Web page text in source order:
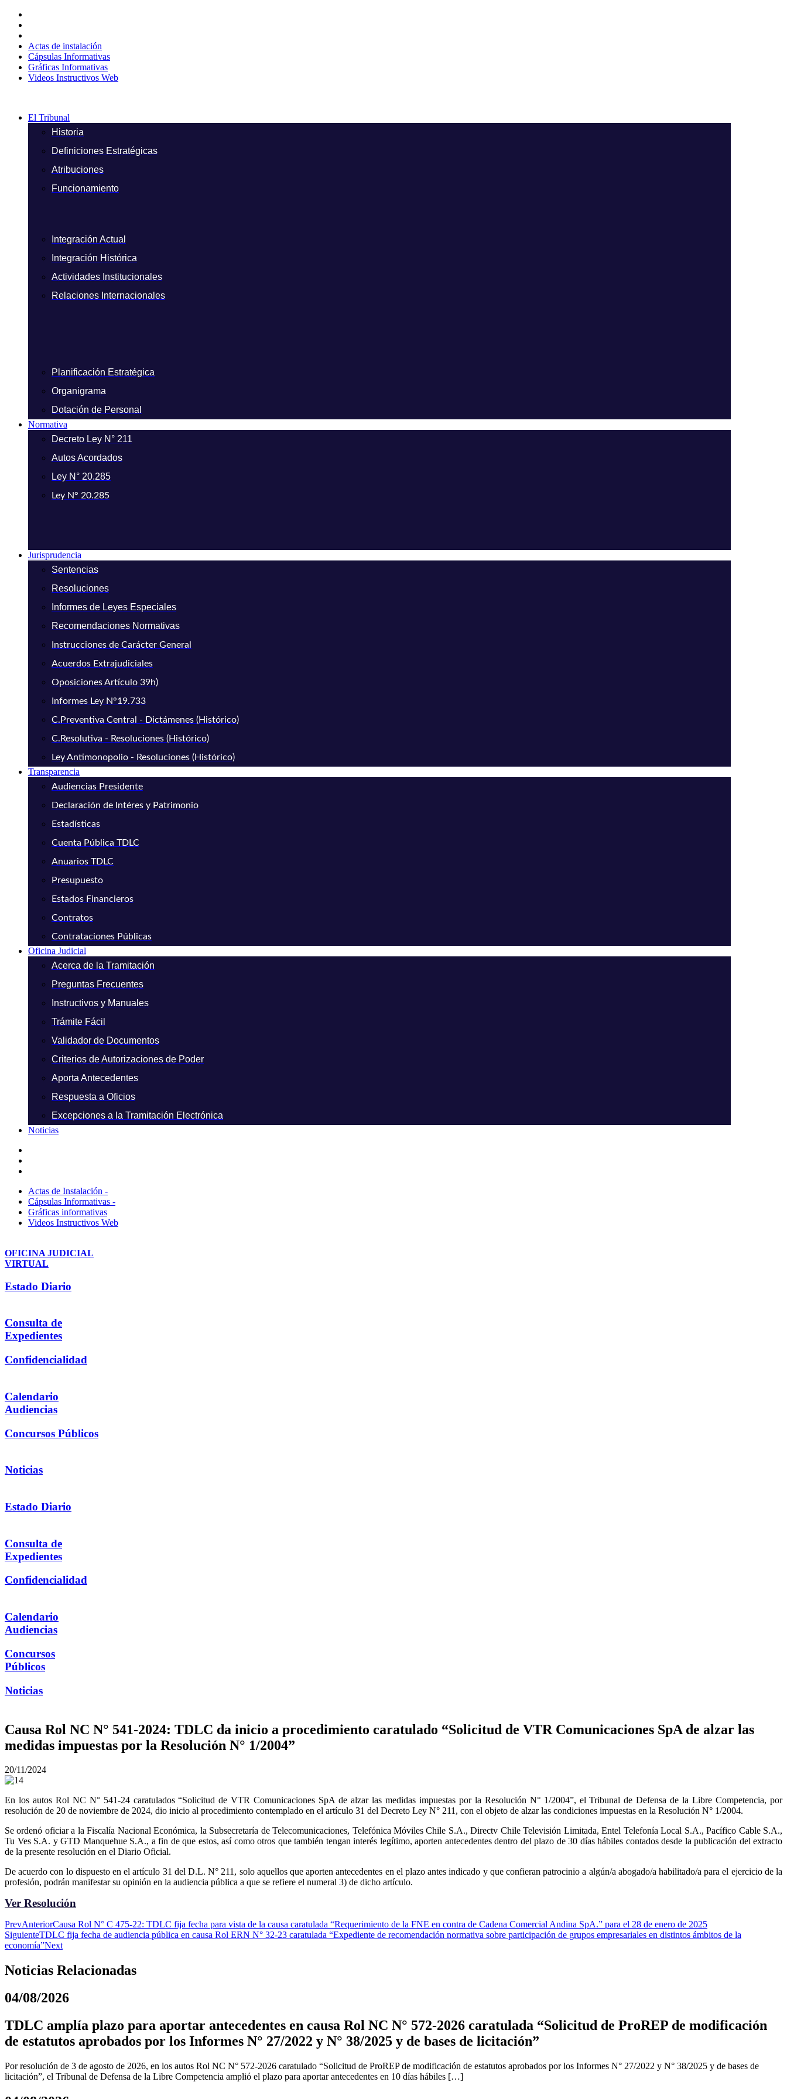
contenido
Actas de instalación
Cápsulas Informativas
Gráficas Informativas
Videos Instructivos Web
El Tribunal
Historia
Definiciones Estratégicas
Atribuciones
Funcionamiento
Integración Actual
Integración Histórica
Actividades Institucionales
Relaciones Internacionales
Planificación Estratégica
Organigrama
Dotación de Personal
Normativa
Decreto Ley N° 211
Autos Acordados
Ley N° 20.285
Ley N° 20.285
Jurisprudencia
Sentencias
Resoluciones
Informes de Leyes Especiales
Recomendaciones Normativas
Instrucciones de Carácter General
Acuerdos Extrajudiciales
Oposiciones Artículo 39h)
Informes Ley N°19.733
C.Preventiva Central - Dictámenes (Histórico)
C.Resolutiva - Resoluciones (Histórico)
Ley Antimonopolio - Resoluciones (Histórico)
Transparencia
Audiencias Presidente
Declaración de Intéres y Patrimonio
Estadísticas
Cuenta Pública TDLC
Anuarios TDLC
Presupuesto
Estados Financieros
Contratos
Contrataciones Públicas
Oficina Judicial
Acerca de la Tramitación
Preguntas Frecuentes
Instructivos y Manuales
Trámite Fácil
Validador de Documentos
Criterios de Autorizaciones de Poder
Aporta Antecedentes
Respuesta a Oficios
Excepciones a la Tramitación Electrónica
Noticias
Actas de Instalación -
Cápsulas Informativas -
Gráficas informativas
Videos Instructivos Web
OFICINA JUDICIAL
VIRTUAL
Estado Diario
Consulta de
Expedientes
Confidencialidad
Calendario
Audiencias
Concursos Públicos
Noticias
Estado Diario
Consulta de
Expedientes
Confidencialidad
Calendario
Audiencias
Concursos
Públicos
Noticias
Causa Rol NC N° 541-2024: TDLC da inicio a procedimiento caratulado “Solicitud de VTR Comunicaciones SpA de alzar las
medidas impuestas por la Resolución N° 1/2004”
20/11/2024
En los autos Rol NC N° 541-24 caratulados “Solicitud de VTR Comunicaciones SpA de alzar las medidas impuestas por la Resolución N° 1/2004”, el Tribunal de Defensa de la Libre Competencia, por
resolución de 20 de noviembre de 2024, dio inicio al procedimiento contemplado en el artículo 31 del Decreto Ley N° 211, con el objeto de alzar las condiciones impuestas en la Resolución N° 1/2004.
Se ordenó oficiar a la Fiscalía Nacional Económica, la Subsecretaría de Telecomunicaciones, Telefónica Móviles Chile S.A., Directv Chile Televisión Limitada, Entel Telefonía Local S.A., Pacífico Cable S.A.,
Tu Ves S.A. y GTD Manquehue S.A., a fin de que estos, así como otros que también tengan interés legítimo, aporten antecedentes dentro del plazo de 30 días hábiles contados desde la publicación del extracto
de la presente resolución en el Diario Oficial.
De acuerdo con lo dispuesto en el artículo 31 del D.L. N° 211, solo aquellos que aporten antecedentes en el plazo antes indicado y que confieran patrocinio a algún/a abogado/a habilitado/a para el ejercicio de la
profesión, podrán manifestar su opinión en la audiencia pública a que se refiere el numeral 3) de dicho artículo.
Ver Resolución
PrevAnteriorCausa Rol N° C 475-22: TDLC fija fecha para vista de la causa caratulada “Requerimiento de la FNE en contra de Cadena Comercial Andina SpA.” para el 28 de enero de 2025
SiguienteTDLC fija fecha de audiencia pública en causa Rol ERN N° 32-23 caratulada “Expediente de recomendación normativa sobre participación de grupos empresariales en distintos ámbitos de la
economía”Next
Noticias Relacionadas
04/08/2026
TDLC amplía plazo para aportar antecedentes en causa Rol NC N° 572-2026 caratulada “Solicitud de ProREP de modificación
de estatutos aprobados por los Informes N° 27/2022 y N° 38/2025 y de bases de licitación”
Por resolución de 3 de agosto de 2026, en los autos Rol NC N° 572-2026 caratulado “Solicitud de ProREP de modificación de estatutos aprobados por los Informes N° 27/2022 y N° 38/2025 y de bases de
licitación”, el Tribunal de Defensa de la Libre Competencia amplió el plazo para aportar antecedentes en 10 días hábiles […]